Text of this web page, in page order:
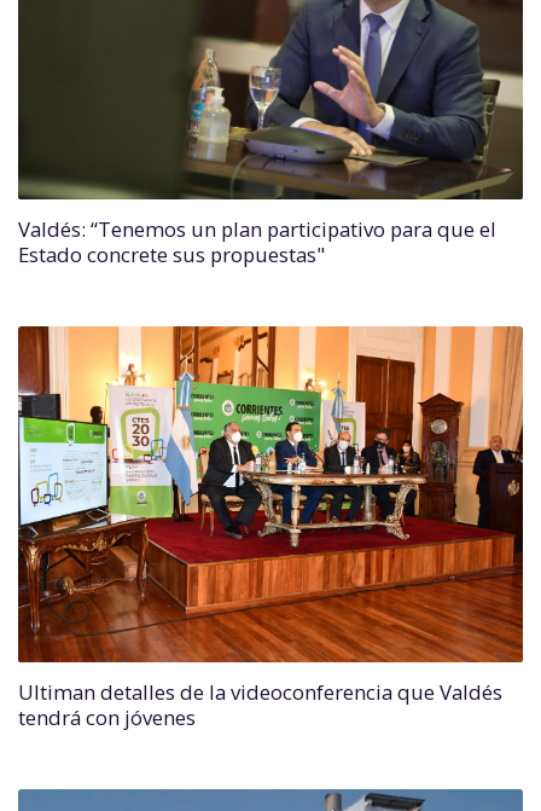
Valdés: “Tenemos un plan participativo para que el
Estado concrete sus propuestas"
Ultiman detalles de la videoconferencia que Valdés
tendrá con jóvenes